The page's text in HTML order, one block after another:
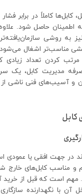
کابل‌ها کاملاً در برابر
اطمینان حاصل شود. علاوه
نیز به روشی
مناسب‌تر اشغال
مرتب کردن تعداد
مدیریت کابل، یک
و آسیب‌های فنی ناشی
کابل
در جهت افقی یا عمودی
و مناسب کابل‌های خارج
مهم است که قبل از خرید
آن با نگهدارنده